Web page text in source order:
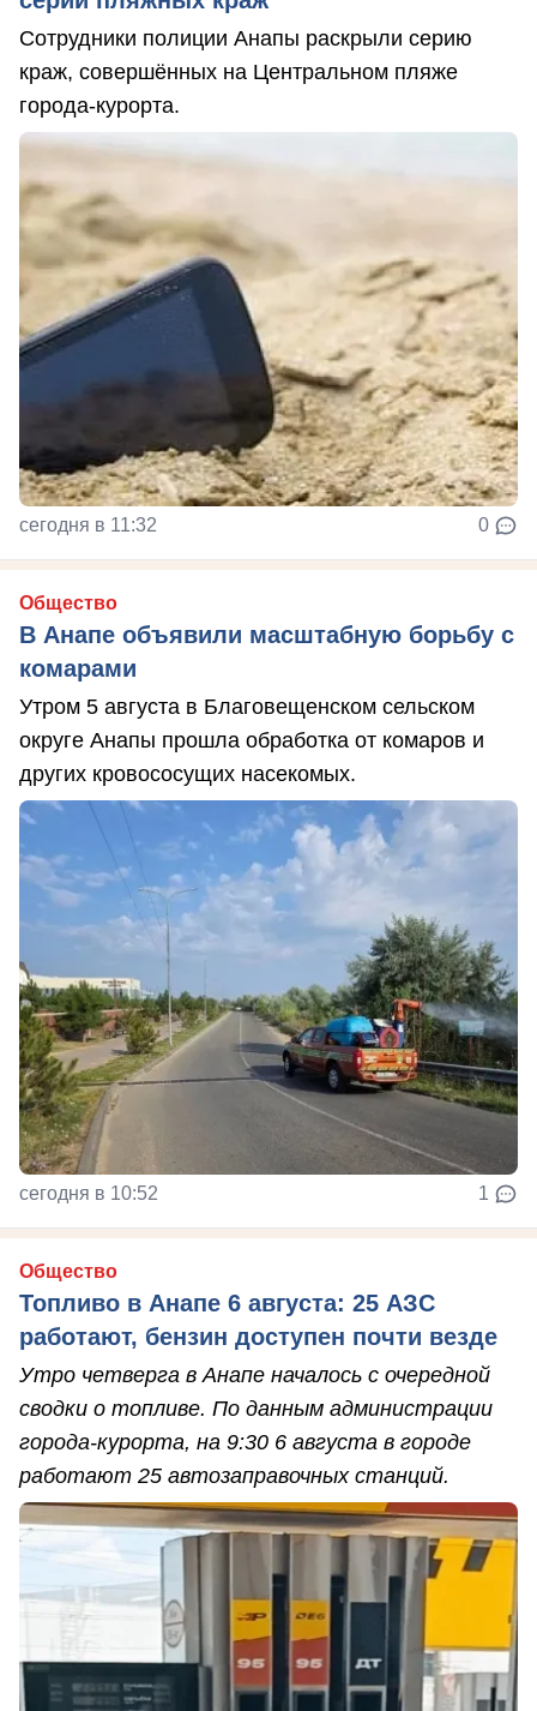
Сотрудники полиции Анапы раскрыли серию
краж, совершённых на Центральном пляже
города-курорта.
сегодня в 11:32 0
Общество
В Анапе объявили масштабную борьбу с
комарами
Утром 5 августа в Благовещенском сельском
округе Анапы прошла обработка от комаров и
других кровососущих насекомых.
сегодня в 10:52 1
Общество
Топливо в Анапе 6 августа: 25 АЗС
работают, бензин доступен почти везде
Утро четверга в Анапе началось с очередной
сводки о топливе. По данным администрации
города-курорта, на 9:30 6 августа в городе
работают 25 автозаправочных станций.